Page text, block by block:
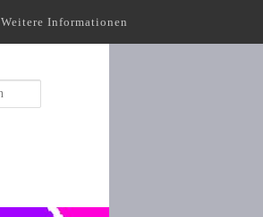
Weitere Informationen